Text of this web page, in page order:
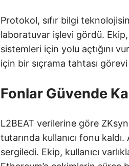
Protokol, sıfır bilgi
laboratuvar işlevi gördü.
sistemleri için yolu açtığını
için bir sıçrama tahtası
Fonlar Güvende
L2BEAT verilerine göre
tutarında kullanıcı fonu
sergiledi. Ekip, kullanıcı